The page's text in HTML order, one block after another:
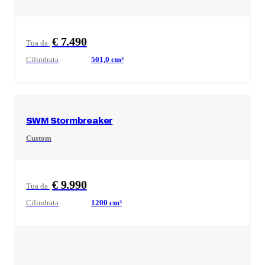
Tua da € 7.490
Cilindrata 501,0 cm³
SWM Stormbreaker
Custom
Tua da € 9.990
Cilindrata 1200 cm³